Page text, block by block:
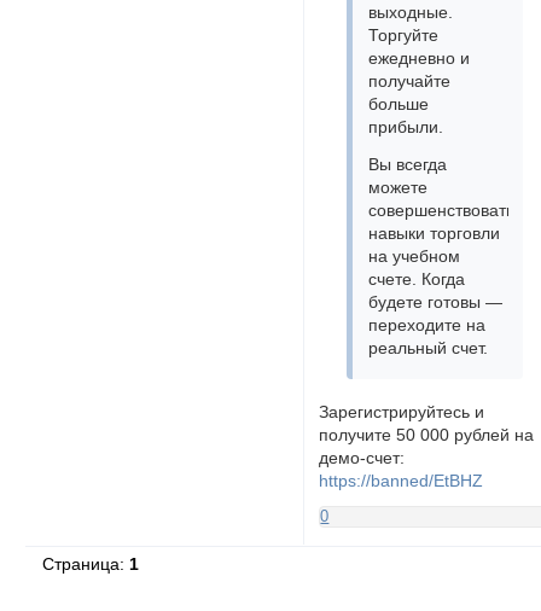
выходные.
Торгуйте
ежедневно и
получайте
больше
прибыли.
Вы всегда
можете
совершенствовать
навыки торговли
на учебном
счете. Когда
будете готовы —
переходите на
реальный счет.
Зарегистрируйтесь и
получите 50 000 рублей на
демо-счет:
https://banned/EtBHZ
0
Страница: 1